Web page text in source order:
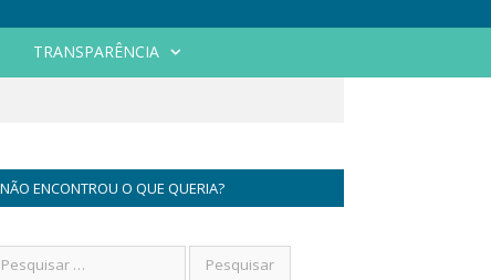
TRANSPARÊNCIA
NÃO ENCONTROU O QUE QUERIA?